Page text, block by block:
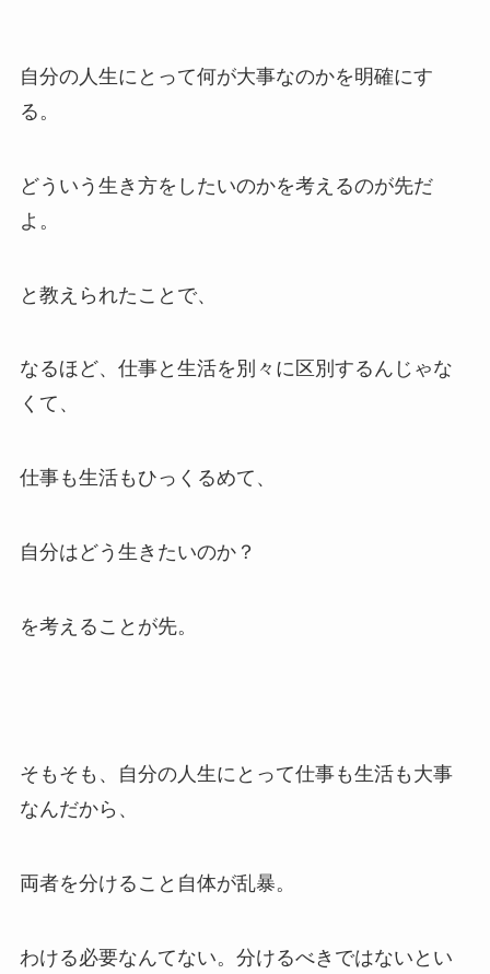
自分の人生にとって何が大事なのかを明確にす
る。
どういう生き方をしたいのかを考えるのが先だ
よ。
と教えられたことで、
なるほど、仕事と生活を別々に区別するんじゃな
くて、
仕事も生活もひっくるめて、
自分はどう生きたいのか？
を考えることが先。
そもそも、自分の人生にとって仕事も生活も大事
なんだから、
両者を分けること自体が乱暴。
わける必要なんてない。分けるべきではないとい